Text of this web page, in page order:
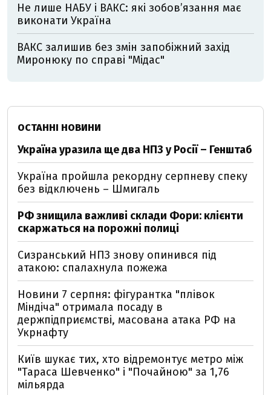
Не лише НАБУ і ВАКС: які зобов’язання має
виконати Україна
ВАКС залишив без змін запобіжний захід
Миронюку по справі "Мідас"
ОСТАННІ НОВИНИ
Україна уразила ще два НПЗ у Росії – Генштаб
Україна пройшла рекордну серпневу спеку
без відключень – Шмигаль
РФ знищила важливі склади Фори: клієнти
скаржаться на порожні полиці
Сизранський НПЗ знову опинився під
атакою: спалахнула пожежа
Новини 7 серпня: фігурантка "плівок
Міндіча" отримала посаду в
держпідприємстві, масована атака РФ на
Укрнафту
Київ шукає тих, хто відремонтує метро між
"Тараса Шевченко" і "Почайною" за 1,76
мільярда